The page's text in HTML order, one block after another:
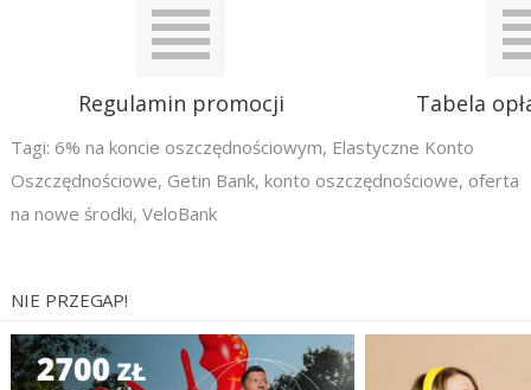
Regulamin promocji Tabela
Tagi: 6% na koncie oszczędnościowym, Elastyczne Konto
Oszczędnościowe, Getin Bank, konto oszczędnościowe, oferta
na nowe środki, VeloBank
NIE PRZEGAP!